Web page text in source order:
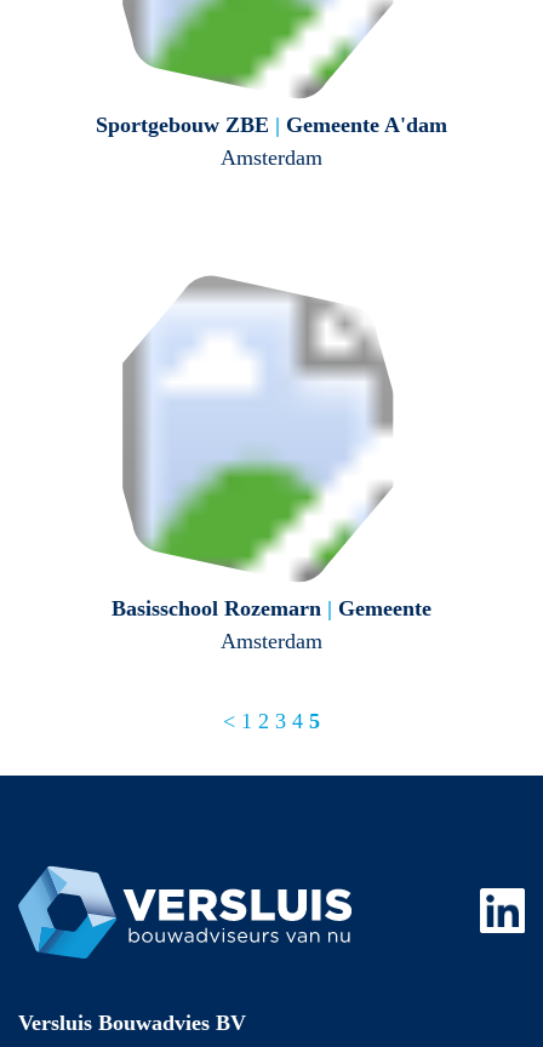
Sportgebouw ZBE | Gemeente A'dam
Amsterdam
Basisschool Rozemarn | Gemeente
Amsterdam
< 1 2 3 4 5
Versluis Bouwadvies BV